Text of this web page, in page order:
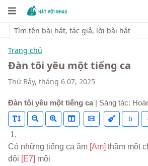
Trang chủ
Đàn tôi yêu một tiếng ca
Thứ Bảy, tháng 6 07, 2025
Đàn tôi yêu một tiếng ca | Sáng tác:
b
1.
Có những tiếng ca âm [Am] thầm một
đôi [E7] môi